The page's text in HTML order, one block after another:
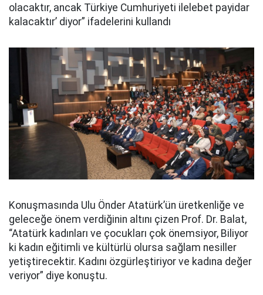
olacaktır, ancak Türkiye Cumhuriyeti ilelebet payidar
kalacaktır’ diyor” ifadelerini kullandı
Konuşmasında Ulu Önder Atatürk’ün üretkenliğe ve
geleceğe önem verdiğinin altını çizen Prof. Dr. Balat,
“Atatürk kadınları ve çocukları çok önemsiyor, Biliyor
ki kadın eğitimli ve kültürlü olursa sağlam nesiller
yetiştirecektir. Kadını özgürleştiriyor ve kadına değer
veriyor” diye konuştu.